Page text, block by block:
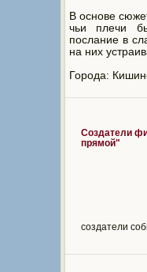
В основе
чьи плечи
послание в
на них
Города:
Создатели
прямой"
создатели